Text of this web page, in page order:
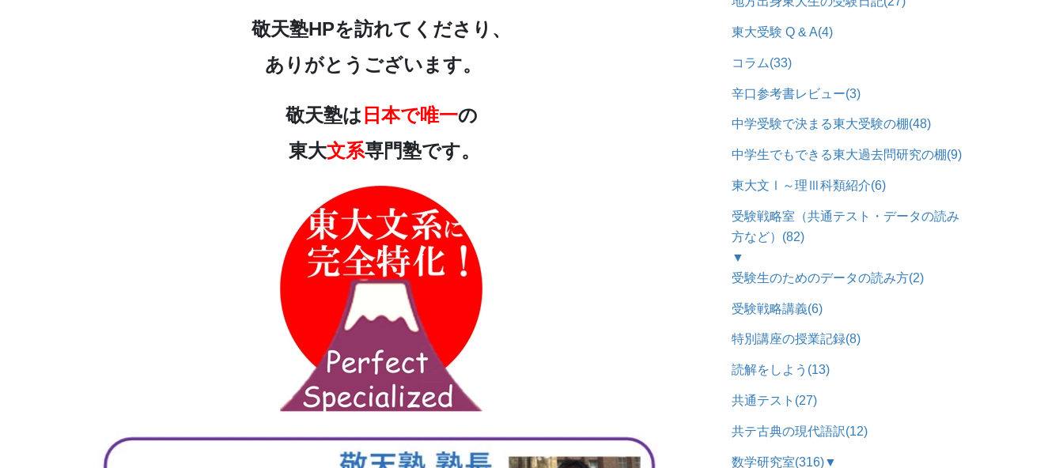
敬天塾HPを訪れてくださり、
ありがとうございます。
敬天塾は日本で唯一の
東大文系専門塾です。
地方出身東大生の受験日記(27)
東大受験 Q & A(4)
コラム(33)
辛口参考書レビュー (3)
中学受験で決まる東大受験の棚(48)
中学生でもできる東大過去問研究の棚(9)
東大文Ⅰ～理Ⅲ科類紹介 (6)
受験戦略室（共通テスト・データの読み
方など） (82)
▼
受験生のためのデータの読み方 (2)
受験戦略講義(6)
特別講座の授業記録(8)
読解をしよう (13)
共通テスト (27)
共テ古典の現代語訳(12)